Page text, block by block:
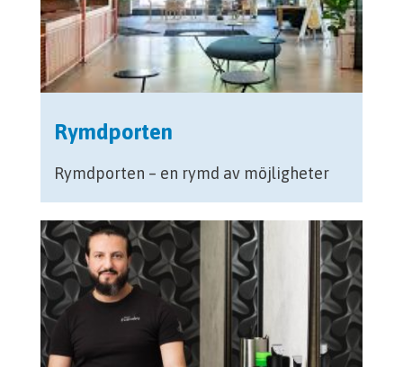
Rymdporten
Rymdporten – en rymd av möjligheter